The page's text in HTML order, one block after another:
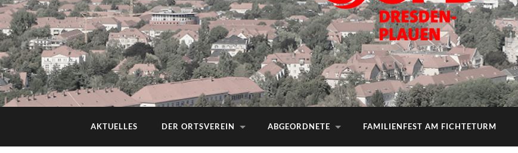
AKTUELLES DER ORTSVEREIN ABGEORDNETE FAMILIENFEST AM FICHTETURM